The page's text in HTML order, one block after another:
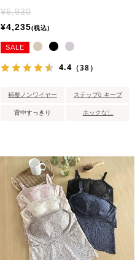
¥6,930
¥4,235 税込
SALE
4.4 （38）
補整ノンワイヤー ステップ0 キープ
背中すっきり ホックなし